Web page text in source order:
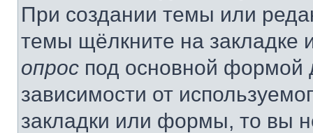
При создании темы или
темы щёлкните на
опрос под основной формой
зависимости от
закладки или формы, то вы